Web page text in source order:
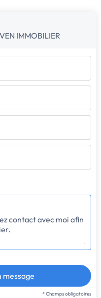
IMMOBILIER
message
* Champs obligatoires